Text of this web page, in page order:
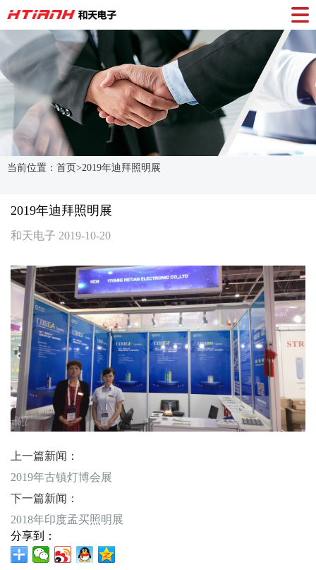
当前位置：首页>2019年迪拜照明展
2019年迪拜照明展
和天电子 2019-10-20
上一篇新闻：
2019年古镇灯博会展
下一篇新闻：
2018年印度孟买照明展
分享到：